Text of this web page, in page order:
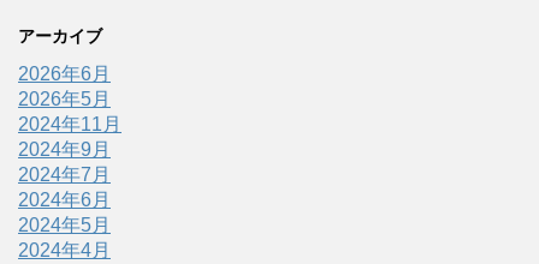
アーカイブ
2026年6月
2026年5月
2024年11月
2024年9月
2024年7月
2024年6月
2024年5月
2024年4月